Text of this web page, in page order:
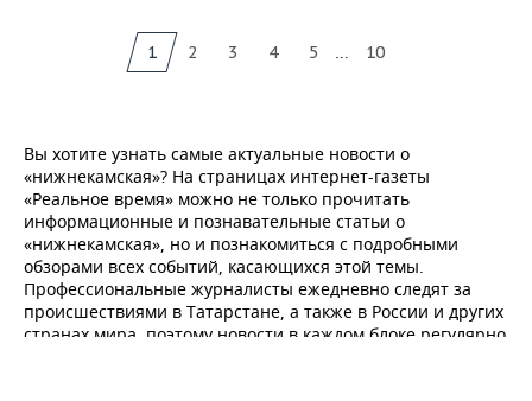
1 2 3 4 5 ... 10
Вы хотите узнать самые актуальные новости о
«нижнекамская»? На страницах интернет-газеты
«Реальное время» можно не только прочитать
информационные и познавательные статьи о
«нижнекамская», но и познакомиться с подробными
обзорами всех событий, касающихся этой темы.
Профессиональные журналисты ежедневно следят за
происшествиями в Татарстане, а также в России и других
странах мира, поэтому новости в каждом блоке регулярно